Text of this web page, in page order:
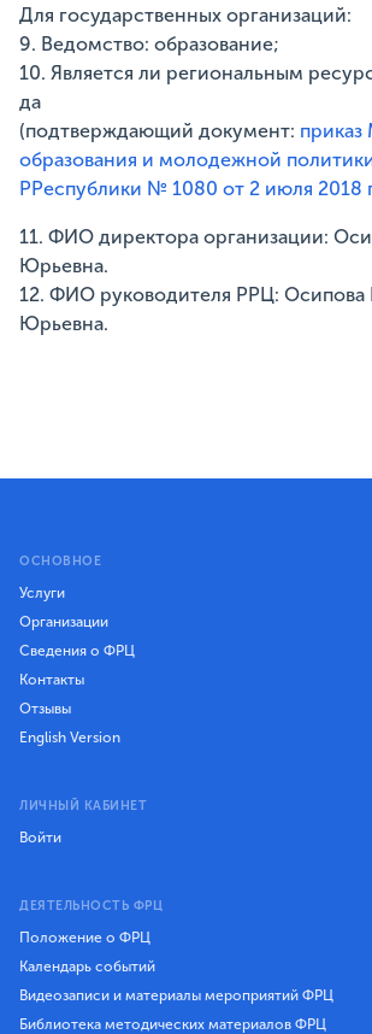
Для государственных организаций:
9. Ведомство: образование;
10. Является ли региональным
да
(подтверждающий документ: приказ
образования и молодежной
РРеспублики № 1080 от 2 июля 2018
11. ФИО директора организации:
Юрьевна.
12. ФИО руководителя РРЦ: Осипова
Юрьевна.
ОСНОВНОЕ
Услуги
Организации
Сведения о ФРЦ
Контакты
Отзывы
English Version
ЛИЧНЫЙ КАБИНЕТ
Войти
ДЕЯТЕЛЬНОСТЬ ФРЦ
Положение о ФРЦ
Календарь событий
Видеозаписи и материалы мероприятий ФРЦ
Библиотека методических материалов ФРЦ